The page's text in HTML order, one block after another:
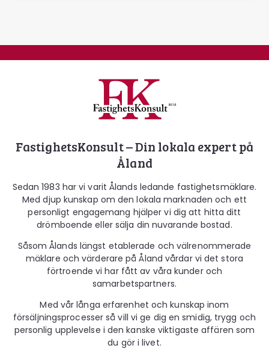
Fastighetskonsult
FastighetsKonsult – Din lokala expert på
Åland
Sedan 1983 har vi varit Ålands ledande fastighetsmäklare.
Med djup kunskap om den lokala marknaden och ett
personligt engagemang hjälper vi dig att hitta ditt
drömboende eller sälja din nuvarande bostad.
Såsom Ålands längst etablerade och välrenommerade
mäklare och värderare på Åland vårdar vi det stora
förtroende vi har fått av våra kunder och
samarbetspartners.
Med vår långa erfarenhet och kunskap inom
försäljningsprocesser så vill vi ge dig en smidig, trygg och
personlig upplevelse i den kanske viktigaste affären som
du gör i livet.